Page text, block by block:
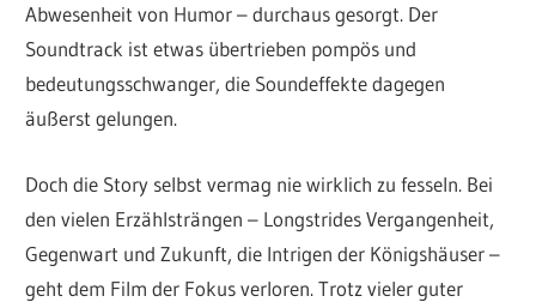
Abwesenheit von Humor – durchaus gesorgt. Der
Soundtrack ist etwas übertrieben pompös und
bedeutungsschwanger, die Soundeffekte dagegen
äußerst gelungen.
Doch die Story selbst vermag nie wirklich zu fesseln. Bei
den vielen Erzählsträngen – Longstrides Vergangenheit,
Gegenwart und Zukunft, die Intrigen der Königshäuser –
geht dem Film der Fokus verloren. Trotz vieler guter